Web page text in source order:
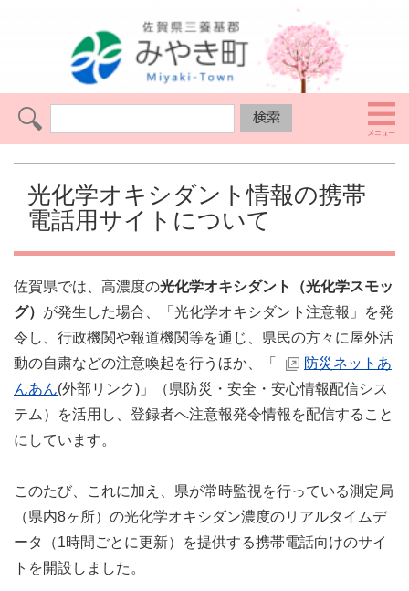
光化学オキシダント情報の携帯
電話用サイトについて
佐賀県では、高濃度の光化学オキシダント（光化学スモッ
グ） が発生した場合、「光化学オキシダント注意報」を発
令し、行政機関や報道機関等を通じ、県民の方々に屋外活
動の自粛などの注意喚起を行うほか、「
防災ネットあ
んあん(外部リンク)」（県防災・安全・安心情報配信シス
テム）を活用し、登録者へ注意報発令情報を配信すること
にしています。
このたび、これに加え、県が常時監視を行っている測定局
（県内8ヶ所）の光化学オキシダン濃度のリアルタイムデ
ータ（1時間ごとに更新）を提供する携帯電話向けのサイ
トを開設しました。